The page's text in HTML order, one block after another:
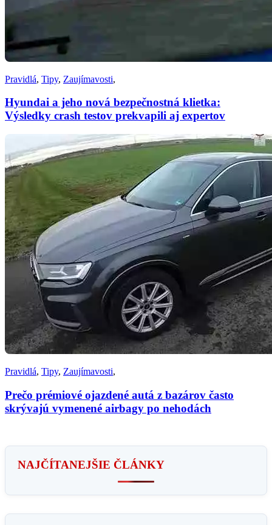
Pravidlá, Tipy, Zaujímavosti,
Hyundai a jeho nová bezpečnostná klietka:
Výsledky crash testov prekvapili aj expertov
Pravidlá, Tipy, Zaujímavosti,
Prečo prémiové ojazdené autá z bazárov často
skrývajú vymenené airbagy po nehodách
NAJČÍTANEJŠIE ČLÁNKY